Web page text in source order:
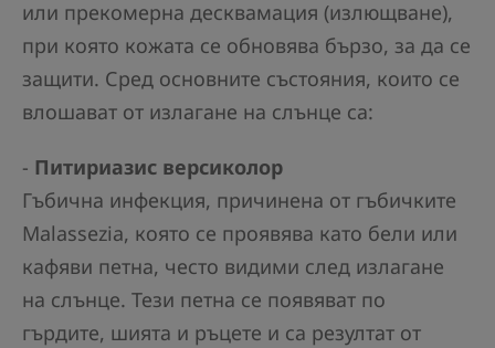
или прекомерна десквамация (излющване),
при която кожата се обновява бързо, за да се
защити. Сред основните състояния, които се
влошават от излагане на слънце са:
- Питириазис версиколор
Гъбична инфекция, причинена от гъбичките
Malassezia, която се проявява като бели или
кафяви петна, често видими след излагане
на слънце. Тези петна се появяват по
гърдите, шията и ръцете и са резултат от